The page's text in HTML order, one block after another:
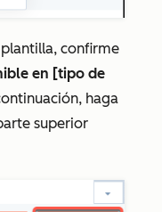
confirme
en [tipo de
haga
superior